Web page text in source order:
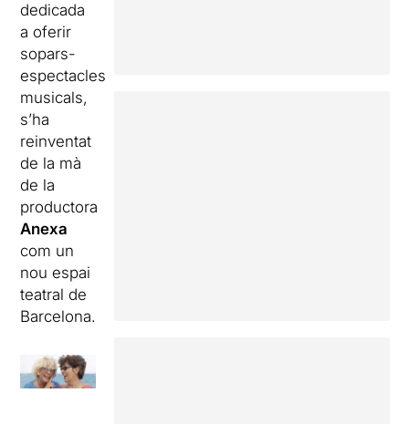
dedicada
a oferir
sopars-
espectacles
musicals,
s’ha
reinventat
de la mà
de la
productora
Anexa
com un
nou espai
teatral de
Barcelona.